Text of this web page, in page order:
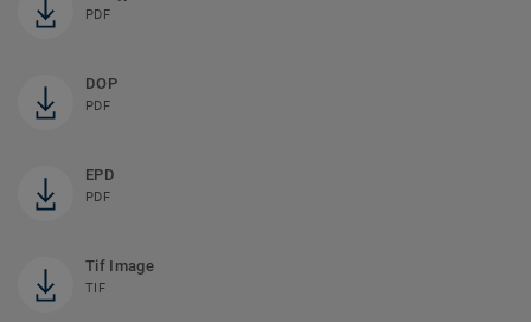
PDF
DOP
PDF
EPD
PDF
Tif Image
TIF